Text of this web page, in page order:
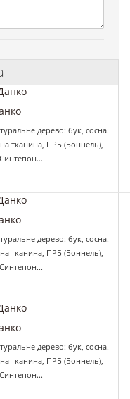
дерево: бук, сосна.
тканина, ПРБ (Боннель),
дерево: бук, сосна.
тканина, ПРБ (Боннель),
дерево: бук, сосна.
тканина, ПРБ (Боннель),